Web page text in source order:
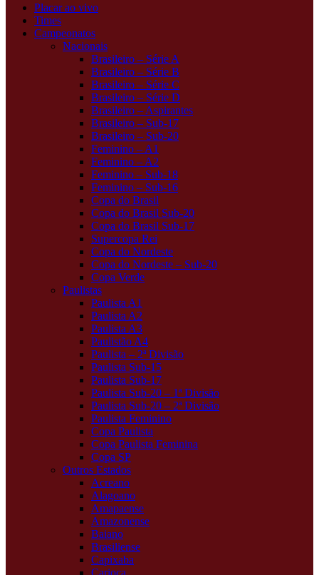
Placar ao vivo
Times
Campeonatos
Nacionais
Brasileiro – Série A
Brasileiro – Série B
Brasileiro – Série C
Brasileiro – Série D
Brasileiro – Aspirantes
Brasileiro – Sub-17
Brasileiro – Sub-20
Feminino – A1
Feminino – A2
Feminino – Sub-18
Feminino – Sub-16
Copa do Brasil
Copa do Brasil Sub-20
Copa do Brasil Sub-17
Supercopa Rei
Copa do Nordeste
Copa do Nordeste – Sub-20
Copa Verde
Paulistas
Paulista A1
Paulista A2
Paulista A3
Paulistão A4
Paulista – 2ª Divisão
Paulista Sub-15
Paulista Sub-17
Paulista Sub-20 – 1ª Divisão
Paulista Sub-20 – 2ª Divisão
Paulista Feminino
Copa Paulista
Copa Paulista Feminina
Copa SP
Outros Estados
Acreano
Alagoano
Amapaense
Amazonense
Baiano
Brasiliense
Capixaba
Carioca